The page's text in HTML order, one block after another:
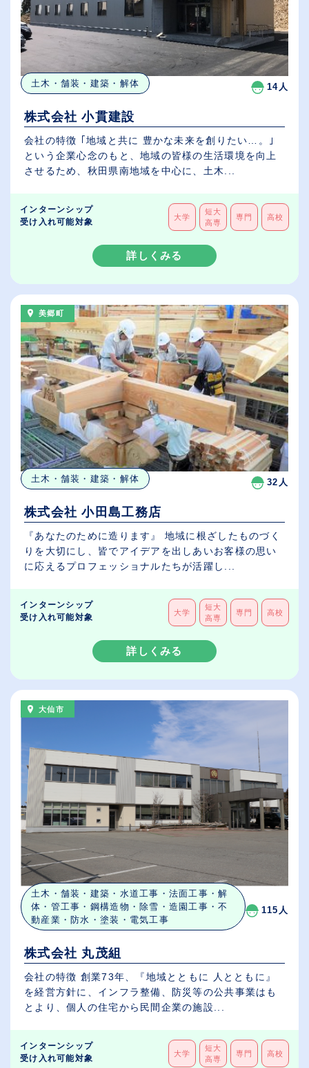
土木・舗装・建築・解体 14人
株式会社 小貫建設
会社の特徴 ｢地域と共に 豊かな未来を創りたい…。｣
という企業心念のもと、地域の皆様の生活環境を向上
させるため、秋田県南地域を中心に、土木...
インターンシップ
受け入れ可能対象
大学
短大
高専
専門 高校
詳しくみる
美郷町
土木・舗装・建築・解体 32人
株式会社 小田島工務店
『あなたのために造ります』 地域に根ざしたものづく
りを大切にし、皆でアイデアを出しあいお客様の思い
に応えるプロフェッショナルたちが活躍し...
インターンシップ
受け入れ可能対象
大学
短大
高専
専門 高校
詳しくみる
大仙市
土木・舗装・建築・水道工事・法面工事・解
体・管工事・鋼構造物・除雪・造園工事・不
動産業・防水・塗装・電気工事
115人
株式会社 丸茂組
会社の特徴 創業73年、『地域とともに 人とともに』
を経営方針に、インフラ整備、防災等の公共事業はも
とより、個人の住宅から民間企業の施設...
インターンシップ
受け入れ可能対象
大学
短大
高専
専門 高校